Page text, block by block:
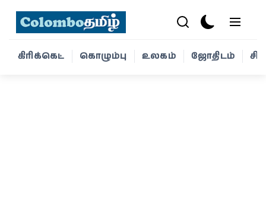
கிரிக்கெட் கொழும்பு உலகம் ஜோதிடம்